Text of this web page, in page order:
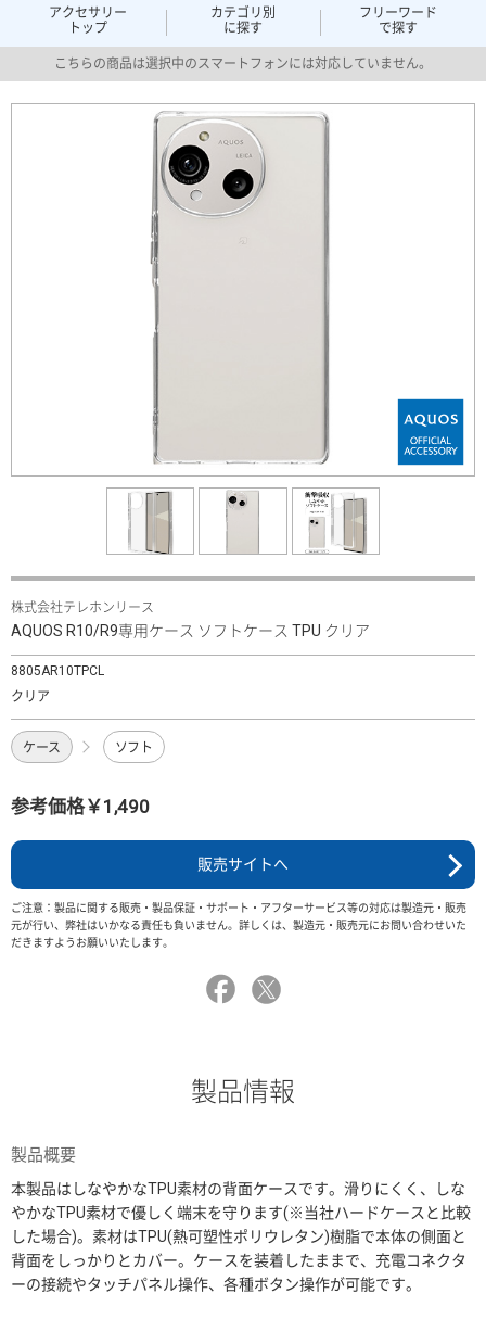
アクセサリー
トップ
カテゴリ別
に探す
フリーワード
で探す
こちらの商品は選択中のスマートフォンには対応していません。
株式会社テレホンリース
AQUOS R10/R9専用ケース ソフトケース TPU クリア
8805AR10TPCL
クリア
ケース ソフト
参考価格￥1,490
販売サイトへ
ご注意：製品に関する販売・製品保証・サポート・アフターサービス等の対応は製造元・販売
元が行い、弊社はいかなる責任も負いません。詳しくは、製造元・販売元にお問い合わせいた
だきますようお願いいたします。
製品情報
製品概要
本製品はしなやかなTPU素材の背面ケースです。滑りにくく、しな
やかなTPU素材で優しく端末を守ります(※当社ハードケースと比較
した場合)。素材はTPU(熱可塑性ポリウレタン)樹脂で本体の側面と
背面をしっかりとカバー。ケースを装着したままで、充電コネクタ
ーの接続やタッチパネル操作、各種ボタン操作が可能です。